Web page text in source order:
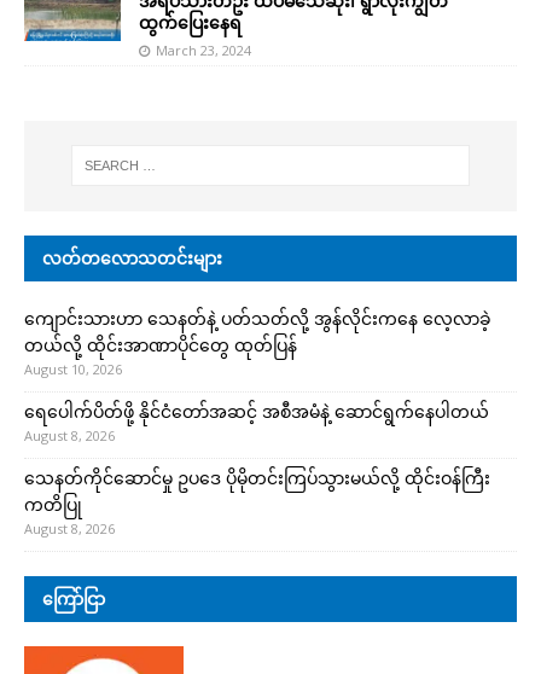
ထွက်ပြေးနေရ
March 23, 2024
လတ်တလောသတင်းများ
ကျောင်းသားဟာ သေနတ်နဲ့ ပတ်သတ်လို့ အွန်လိုင်းကနေ လေ့လာခဲ့
တယ်လို့ ထိုင်းအာဏာပိုင်တွေ ထုတ်ပြန်
August 10, 2026
ရေပေါက်ပိတ်ဖို့ နိုင်ငံတော်အဆင့် အစီအမံနဲ့ ဆောင်ရွက်နေပါတယ်
August 8, 2026
သေနတ်ကိုင်ဆောင်မှု ဥပဒေ ပိုမိုတင်းကြပ်သွားမယ်လို့ ထိုင်းဝန်ကြီး
ကတိပြု
August 8, 2026
ကြော်ငြာ